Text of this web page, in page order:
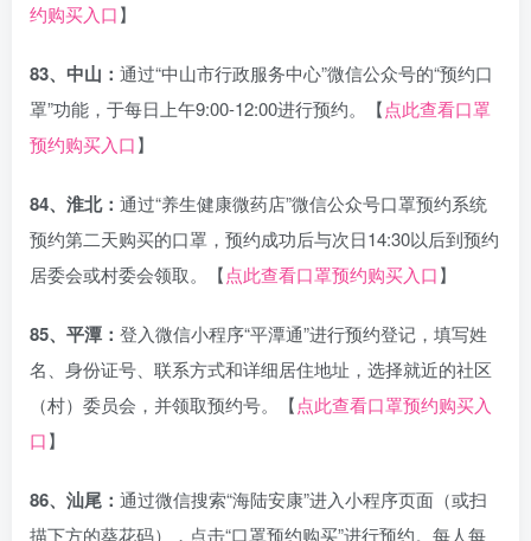
约购买入口】
83、中山： 通过“中山市行政服务中心”微信公众号的“预约口
罩”功能，于每日上午9:00-12:00进行预约。【点此查看口罩
预约购买入口】
84、淮北： 通过“养生健康微药店”微信公众号口罩预约系统
预约第二天购买的口罩，预约成功后与次日14:30以后到预约
居委会或村委会领取。【点此查看口罩预约购买入口】
85、平潭： 登入微信小程序“平潭通”进行预约登记，填写姓
名、身份证号、联系方式和详细居住地址，选择就近的社区
（村）委员会，并领取预约号。【点此查看口罩预约购买入
口】
86、汕尾： 通过微信搜索“海陆安康”进入小程序页面（或扫
描下方的葵花码），点击“口罩预约购买”进行预约。每人每